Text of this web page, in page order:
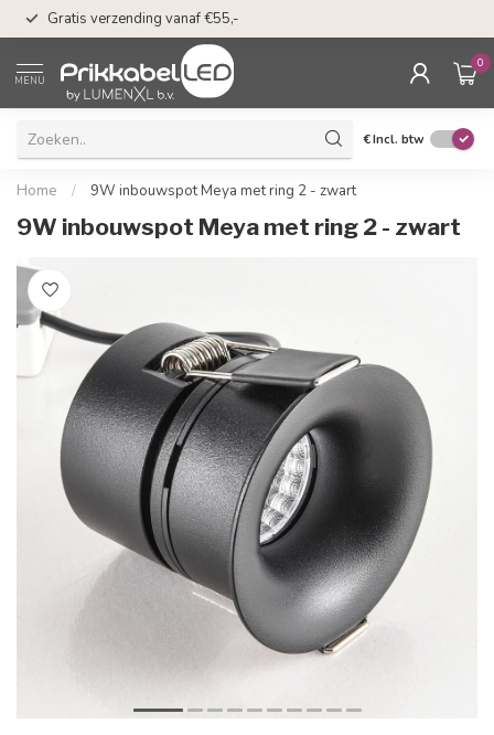
Gratis verzending vanaf €55,-
MENU
0
€Incl. btw
Home / 9W inbouwspot Meya met ring 2 - zwart
9W inbouwspot Meya met ring 2 - zwart